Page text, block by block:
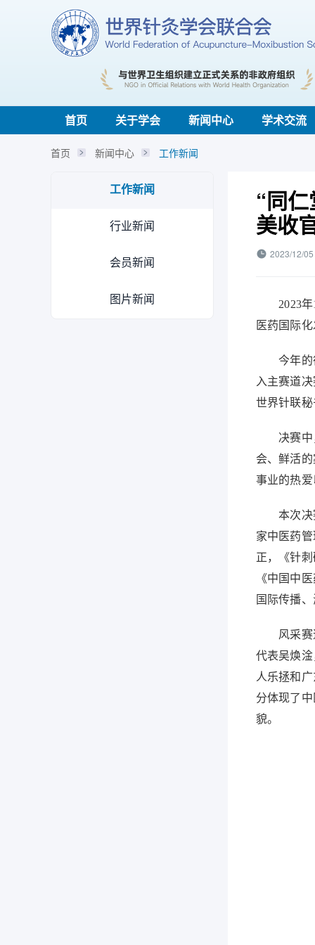
首页 关于学会 新闻中心 学术交流
首页 新闻中心 工作新闻
工作新闻
行业新闻
会员新闻
图片新闻
“同
美收
2023/12/
2023年12
医药国际
今年的征
入主赛道
世界针联
决赛中，
会、鲜活
事业的热爱
本次决赛
家中医药
正，《针
《中国中
国际传播
风采赛道
代表吴焕
人乐拯和
分体现了
貌。